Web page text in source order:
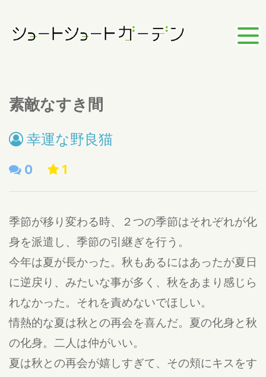
素敵なすき間
幸運な野良猫
0 1
季節が移り変わる時、２つの季節はそれぞれが化
身を派遣し、季節の引継ぎを行う。
今年は夏が長かった。秋もあるにはあったが夏日
に逆戻り、みたいな事が多く、秋をあまり感じら
れなかった。それを責めないでほしい。
情熱的な夏は秋との再会を喜んだ。夏の化身と秋
の化身。二人は仲がいい。
夏は秋との再会が嬉しすぎて、その頬にキスをす